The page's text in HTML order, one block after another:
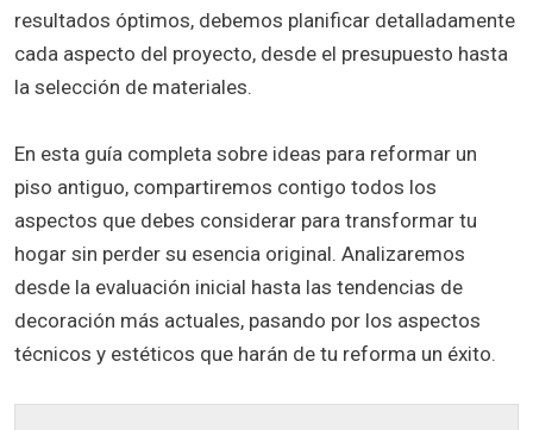
resultados óptimos, debemos planificar detalladamente
cada aspecto del proyecto, desde el presupuesto hasta
la selección de materiales.
En esta guía completa sobre ideas para reformar un
piso antiguo, compartiremos contigo todos los
aspectos que debes considerar para transformar tu
hogar sin perder su esencia original. Analizaremos
desde la evaluación inicial hasta las tendencias de
decoración más actuales, pasando por los aspectos
técnicos y estéticos que harán de tu reforma un éxito.